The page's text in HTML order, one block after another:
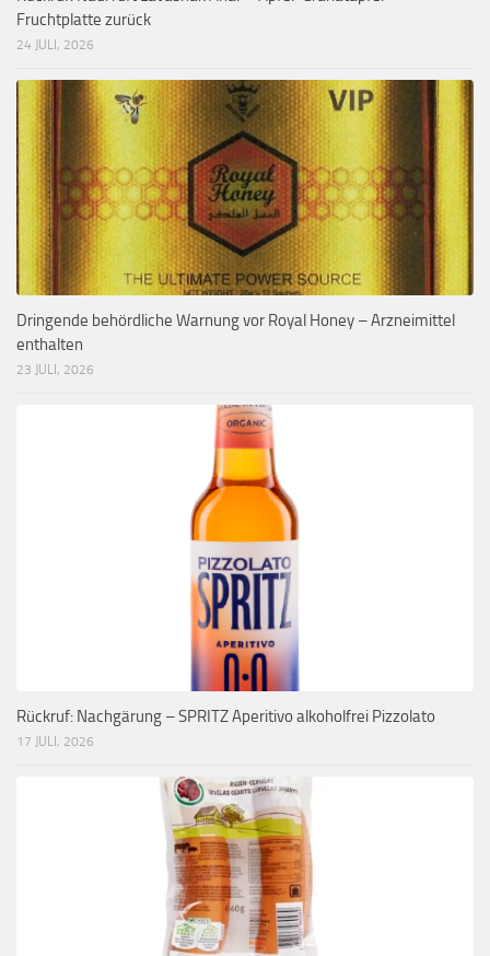
Fruchtplatte zurück
24 JULI, 2026
Dringende behördliche Warnung vor Royal Honey – Arzneimittel
enthalten
23 JULI, 2026
Rückruf: Nachgärung – SPRITZ Aperitivo alkoholfrei Pizzolato
17 JULI, 2026